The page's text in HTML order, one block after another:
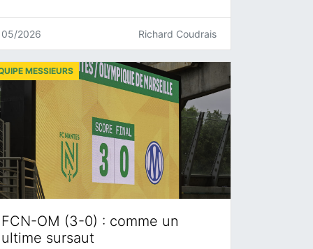
05/2026 Richard Coudrais
FCN-OM (3-0) : comme un
ultime sursaut
MESSIEURS